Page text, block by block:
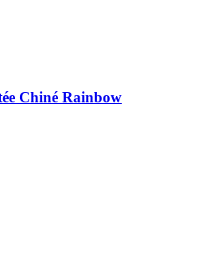
Chiné Rainbow